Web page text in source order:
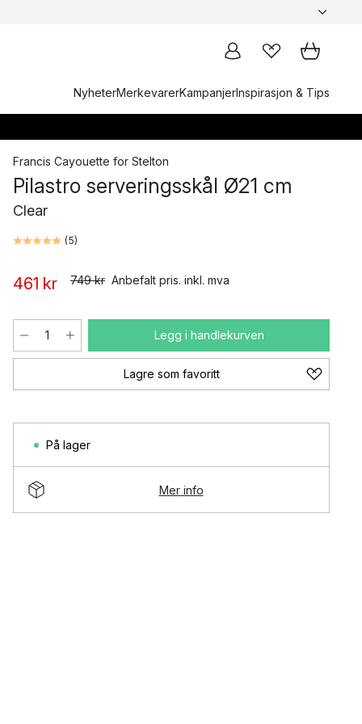
NyheterMerkevarerKampanjerInspirasjon & Tips
Francis Cayouette for Stelton
Pilastro serveringsskål Ø21 cm
Clear
(5)
461 kr 749 kr Anbefalt pris. inkl. mva
Legg i handlekurven
Lagre som favoritt
På lager
Mer info